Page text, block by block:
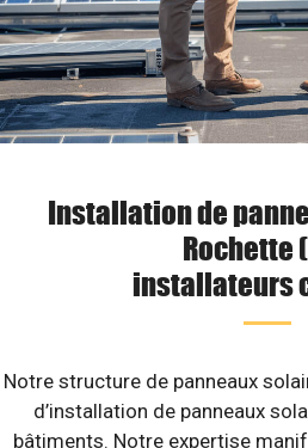
Installation de
Rochette
installateurs
Notre structure de panneaux
d’installation de panneaux
bâtiments. Notre expertise